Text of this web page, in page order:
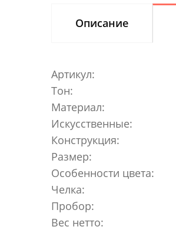
Описание
Артикул:
Тон:
Материал:
Искусственные:
Конструкция:
Размер:
Особенности цвета:
Челка:
Пробор:
Вес нетто: